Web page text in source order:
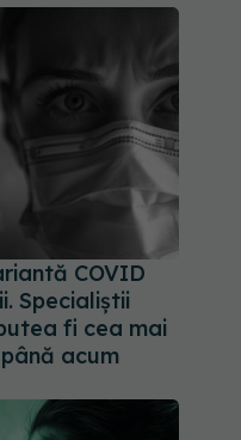
COVID
Specialiștii
fi cea mai
acum